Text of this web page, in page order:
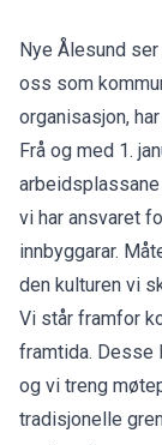
Nye Ålesund
oss som
organisasjon,
Frå og med 1.
vi har ansvaret
innbyggarar.
den kulturen vi
Vi står framfor
framtida. Desse
og vi treng
tradisjonelle